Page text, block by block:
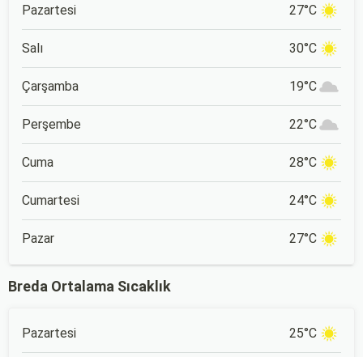
Pazartesi 27°C
Salı 30°C
Çarşamba 19°C
Perşembe 22°C
Cuma 28°C
Cumartesi 24°C
Pazar 27°C
Breda Ortalama Sıcaklık
Pazartesi 25°C